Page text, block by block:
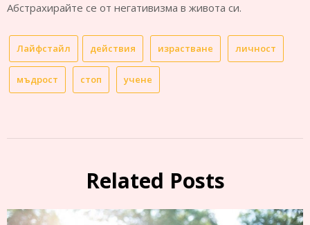
Абстрахирайте се от негативизма в живота си.
Лайфстайл действия израстване личност
мъдрост стоп учене
Related Posts